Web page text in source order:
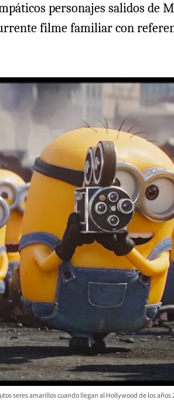
personajes salidos
filme familiar con
seres amarillos cuando llegan al Hollywood de los años